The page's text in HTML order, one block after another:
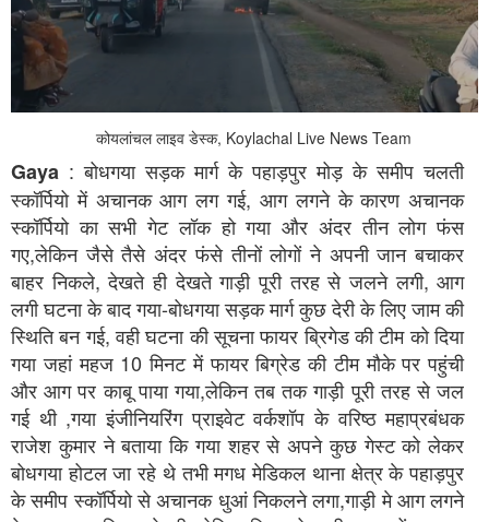
कोयलांचल लाइव डेस्क, Koylachal Live News Team
Gaya : बोधगया सड़क मार्ग के पहाड़पुर मोड़ के समीप चलती
स्कॉर्पियो में अचानक आग लग गई, आग लगने के कारण अचानक
स्कॉर्पियो का सभी गेट लॉक हो गया और अंदर तीन लोग फंस
गए,लेकिन जैसे तैसे अंदर फंसे तीनों लोगों ने अपनी जान बचाकर
बाहर निकले, देखते ही देखते गाड़ी पूरी तरह से जलने लगी, आग
लगी घटना के बाद गया-बोधगया सड़क मार्ग कुछ देरी के लिए जाम की
स्थिति बन गई, वही घटना की सूचना फायर ब्रिगेड की टीम को दिया
गया जहां महज 10 मिनट में फायर बिग्रेड की टीम मौके पर पहुंची
और आग पर काबू पाया गया,लेकिन तब तक गाड़ी पूरी तरह से जल
गई थी ,गया इंजीनियरिंग प्राइवेट वर्कशॉप के वरिष्ठ महाप्रबंधक
राजेश कुमार ने बताया कि गया शहर से अपने कुछ गेस्ट को लेकर
बोधगया होटल जा रहे थे तभी मगध मेडिकल थाना क्षेत्र के पहाड़पुर
के समीप स्कॉर्पियो से अचानक धुआं निकलने लगा,गाड़ी मे आग लगने